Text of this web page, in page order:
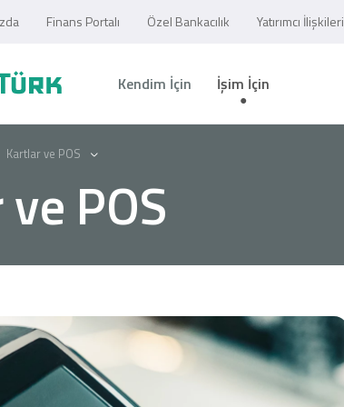
Finans Portalı Özel Bankacılık Yatırımcı İlişkileri
Kendim İçin İşim İçin
Kartlar ve POS
POS